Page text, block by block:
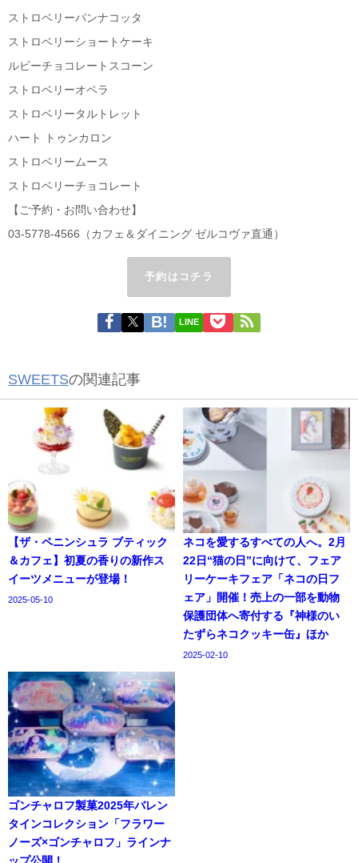
ストロベリーパンナコッタ
ストロベリーショートケーキ
ルビーチョコレートスコーン
ストロベリーオペラ
ストロベリータルトレット
ハート トゥンカロン
ストロベリームース
ストロベリーチョコレート
【ご予約・お問い合わせ】
03-5778-4566（カフェ＆ダイニング ゼルコヴァ直通）
予約はコチラ
LINE
SWEETSの関連記事
【ザ・ペニンシュラ ブティック
＆カフェ】初夏の香りの新作ス
イーツメニューが登場！
2025-05-10
ネコを愛するすべての人へ。2月
22日“猫の日”に向けて、フェア
リーケーキフェア「ネコの日フ
ェア」開催！売上の一部を動物
保護団体へ寄付する『神様のい
たずらネコクッキー缶』ほか
2025-02-10
ゴンチャロフ製菓2025年バレン
タインコレクション「フラワー
ノーズ×ゴンチャロフ」ラインナ